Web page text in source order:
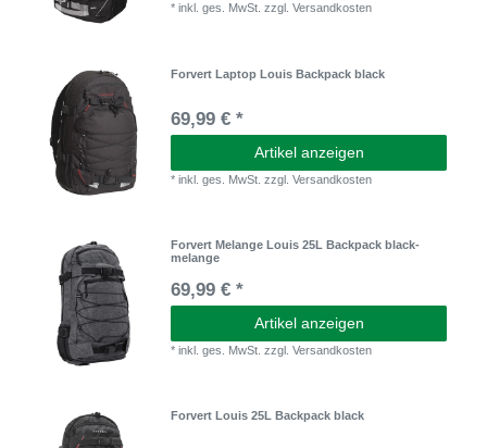
*inkl. ges. MwSt. zzgl.Versandkosten
Forvert Laptop Louis Backpack black
69,99 € *
Artikel anzeigen
*inkl. ges. MwSt. zzgl.Versandkosten
Forvert Melange Louis 25L Backpack black-
melange
69,99 € *
Artikel anzeigen
*inkl. ges. MwSt. zzgl.Versandkosten
Forvert Louis 25L Backpack black